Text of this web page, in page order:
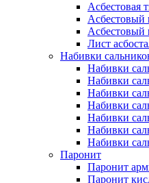
Асбестовая
Асбестовый
Лист
Набивки
Набивки
Набивки
Набивки
Набивки
Набивки
Набивки
Набивки
Паронит
Паронит
Паронит